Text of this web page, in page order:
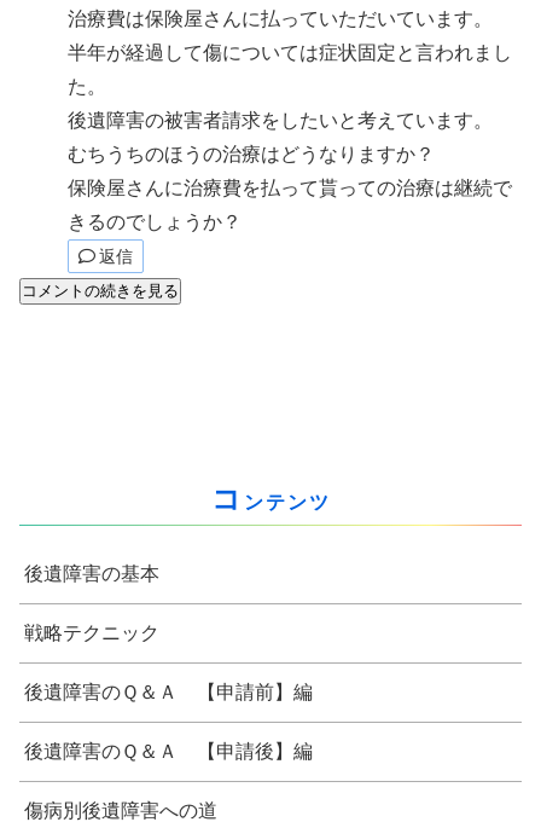
治療費は保険屋さんに払っていただいています。
半年が経過して傷については症状固定と言われまし
た。
後遺障害の被害者請求をしたいと考えています。
むちうちのほうの治療はどうなりますか？
保険屋さんに治療費を払って貰っての治療は継続で
きるのでしょうか？
返信
コメントの続きを見る
コ ンテンツ
後遺障害の基本
戦略テクニック
後遺障害のＱ＆Ａ 【申請前】編
後遺障害のＱ＆Ａ 【申請後】編
傷病別後遺障害への道